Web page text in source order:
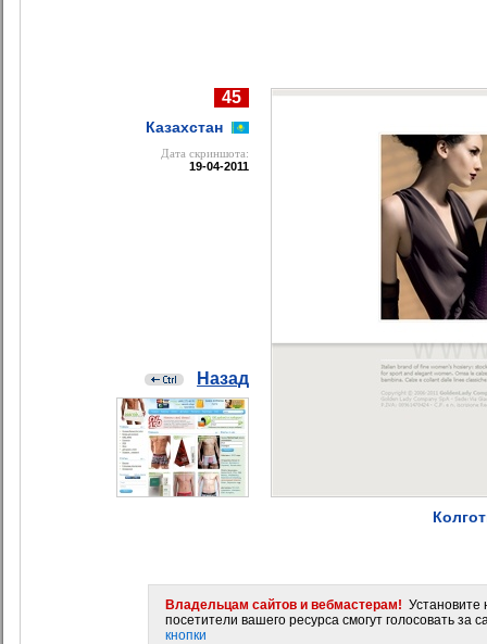
45
Казахстан
Дата cкриншота:
19-04-2011
Назад
Владельцам сайтов и вебмастерам! Установите
посетители вашего ресурса смогут голосовать за
кнопки